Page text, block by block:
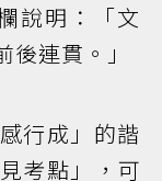
說明：「文
連貫。」
行成」的諧
考點」，可